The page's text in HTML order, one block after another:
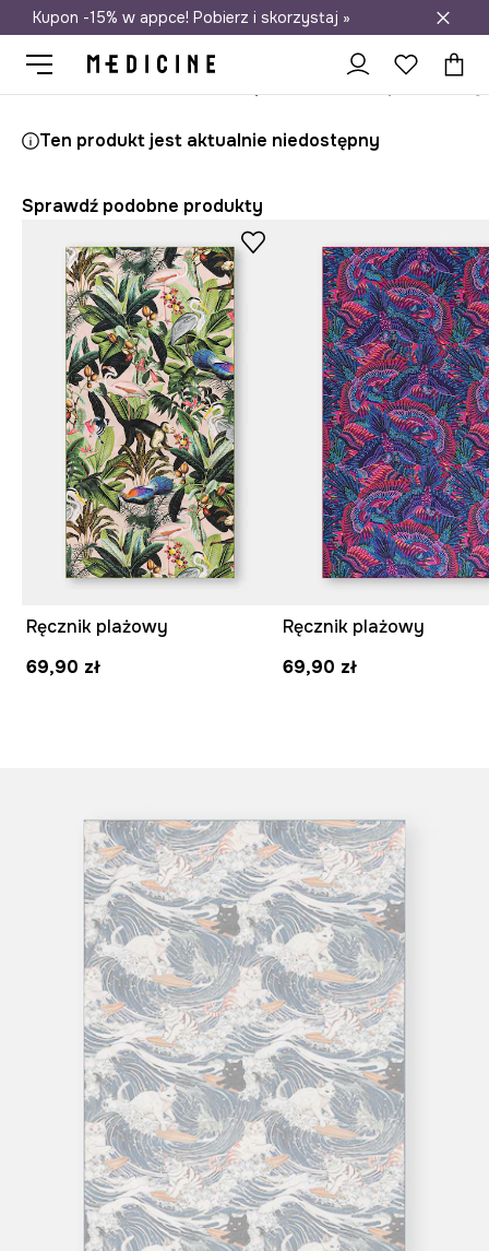
Darmowa dostawa do salonów
Kupon -15% w appce! Pobierz i skorzystaj »
Ten produkt jest aktualnie niedostępny
Sprawdź podobne produkty
Ręcznik plażowy
69,90 zł
Ręcznik plażowy
69,90 zł